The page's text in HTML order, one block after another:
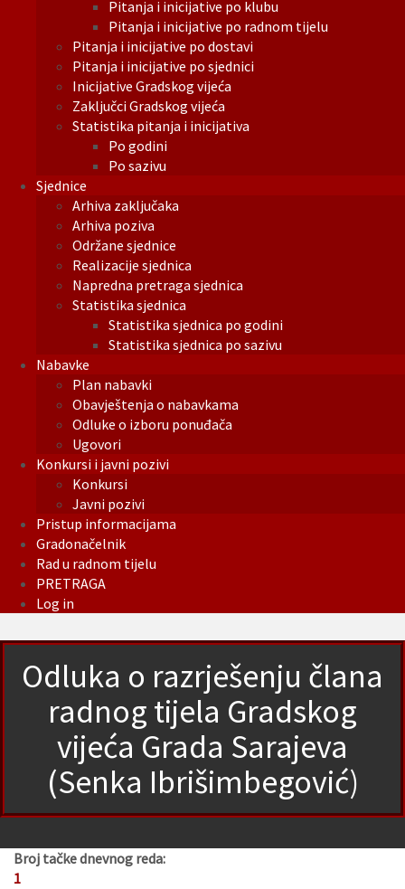
Pitanja i inicijative po klubu
Pitanja i inicijative po radnom tijelu
Pitanja i inicijative po dostavi
Pitanja i inicijative po sjednici
Inicijative Gradskog vijeća
Zaključci Gradskog vijeća
Statistika pitanja i inicijativa
Po godini
Po sazivu
Sjednice
Arhiva zaključaka
Arhiva poziva
Održane sjednice
Realizacije sjednica
Napredna pretraga sjednica
Statistika sjednica
Statistika sjednica po godini
Statistika sjednica po sazivu
Nabavke
Plan nabavki
Obavještenja o nabavkama
Odluke o izboru ponuđača
Ugovori
Konkursi i javni pozivi
Konkursi
Javni pozivi
Pristup informacijama
Gradonačelnik
Rad u radnom tijelu
PRETRAGA
Log in
Odluka o razrješenju člana
radnog tijela Gradskog
vijeća Grada Sarajeva
(Senka Ibrišimbegović)
Broj tačke dnevnog reda:
1